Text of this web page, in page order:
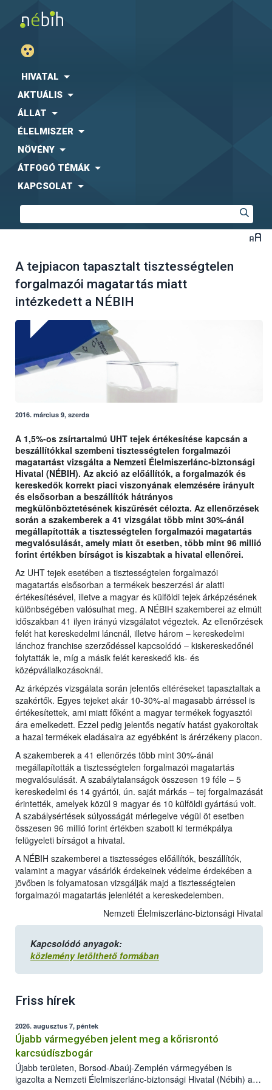
HIVATAL
AKTUÁLIS
ÁLLAT
ÉLELMISZER
NÖVÉNY
ÁTFOGÓ TÉMÁK
KAPCSOLAT
A tejpiacon tapasztalt tisztességtelen
forgalmazói magatartás miatt
intézkedett a NÉBIH
2016. március 9, szerda
A 1,5%-os zsírtartalmú UHT tejek értékesítése kapcsán a
beszállítókkal szembeni tisztességtelen forgalmazói
magatartást vizsgálta a Nemzeti Élelmiszerlánc-biztonsági
Hivatal (NÉBIH). Az akció az előállítók, a forgalmazók és
kereskedők korrekt piaci viszonyának elemzésére irányult
és elsősorban a beszállítók hátrányos
megkülönböztetésének kiszűrését célozta. Az ellenőrzések
során a szakemberek a 41 vizsgálat több mint 30%-ánál
megállapították a tisztességtelen forgalmazói magatartás
megvalósulását, amely miatt öt esetben, több mint 96 millió
forint értékben bírságot is kiszabtak a hivatal ellenőrei.
Az UHT tejek esetében a tisztességtelen forgalmazói
magatartás elsősorban a termékek beszerzési ár alatti
értékesítésével, illetve a magyar és külföldi tejek árképzésének
különbségében valósulhat meg. A NÉBIH szakemberei az elmúlt
időszakban 41 ilyen irányú vizsgálatot végeztek. Az ellenőrzések
felét hat kereskedelmi láncnál, illetve három – kereskedelmi
lánchoz franchise szerződéssel kapcsolódó – kiskereskedőnél
folytatták le, míg a másik felét kereskedő kis- és
középvállalkozásoknál.
Az árképzés vizsgálata során jelentős eltéréseket tapasztaltak a
szakértők. Egyes tejeket akár 10-30%-al magasabb árréssel is
értékesítettek, ami miatt főként a magyar termékek fogyasztói
ára emelkedett. Ezzel pedig jelentős negatív hatást gyakoroltak
a hazai termékek eladásaira az egyébként is árérzékeny piacon.
A szakemberek a 41 ellenőrzés több mint 30%-ánál
megállapították a tisztességtelen forgalmazói magatartás
megvalósulását. A szabálytalanságok összesen 19 féle – 5
kereskedelmi és 14 gyártói, ún. saját márkás – tej forgalmazását
érintették, amelyek közül 9 magyar és 10 külföldi gyártású volt.
A szabálysértések súlyosságát mérlegelve végül öt esetben
összesen 96 millió forint értékben szabott ki termékpálya
felügyeleti bírságot a hivatal.
A NÉBIH szakemberei a tisztességes előállítók, beszállítók,
valamint a magyar vásárlók érdekeinek védelme érdekében a
jövőben is folyamatosan vizsgálják majd a tisztességtelen
forgalmazói magatartás jelenlétét a kereskedelemben.
Nemzeti Élelmiszerlánc-biztonsági Hivatal
Kapcsolódó anyagok:
közlemény letölthető formában
Friss hírek
2026. augusztus 7, péntek
Újabb vármegyében jelent meg a kőrisrontó
karcsúdíszbogár
Újabb területen, Borsod-Abaúj-Zemplén vármegyében is
igazolta a Nemzeti Élelmiszerlánc-biztonsági Hivatal (Nébih) a